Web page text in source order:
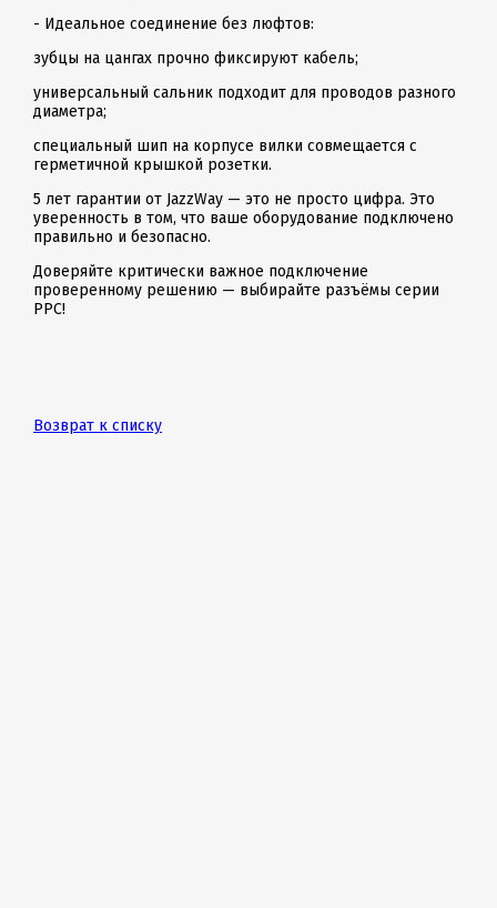
- Идеальное соединение без люфтов:
зубцы на цангах прочно фиксируют кабель;
универсальный сальник подходит для проводов разного
диаметра;
специальный шип на корпусе вилки совмещается с
герметичной крышкой розетки.
5 лет гарантии от JazzWay — это не просто цифра. Это
уверенность в том, что ваше оборудование подключено
правильно и безопасно.
Доверяйте критически важное подключение
проверенному решению — выбирайте разъёмы серии
PPC!
Возврат к списку